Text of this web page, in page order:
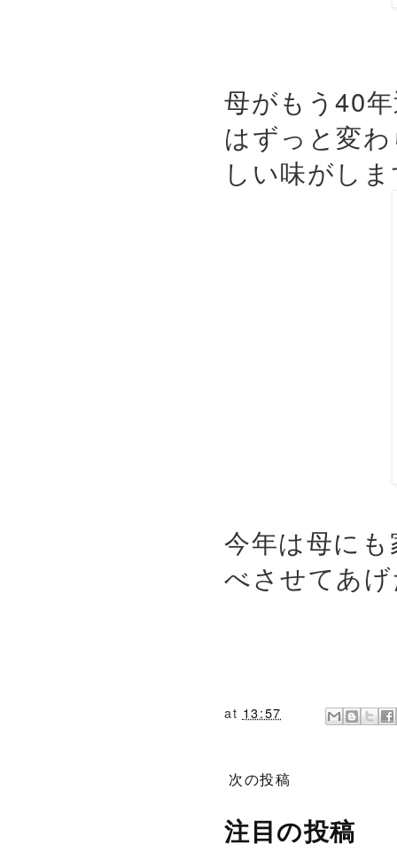
母がもう40
はずっと変
しい味がし
今年は母に
べさせてあ
at 13:57
次の投稿
注目の投稿